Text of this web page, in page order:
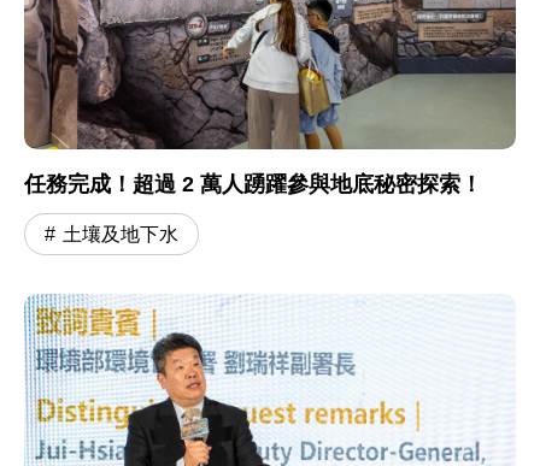
任務完成！超過 2 萬人踴躍參與地底秘密探索！
土壤及地下水